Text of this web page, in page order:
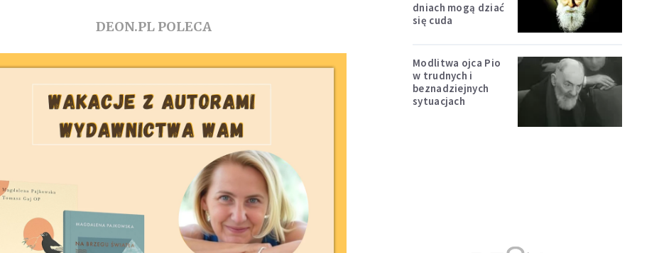
DEON.PL POLECA
dniach mogą dziać
się cuda
Modlitwa ojca Pio
w trudnych i
beznadziejnych
sytuacjach